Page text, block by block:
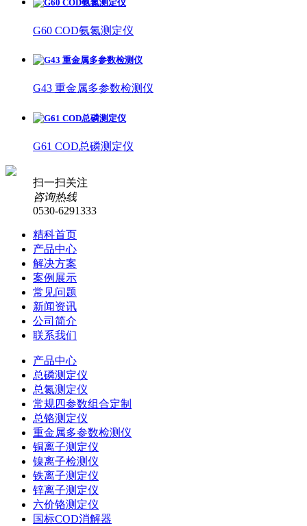
G60 COD氨氮测定仪
G43 重金属多参数检测仪
G61 COD总磷测定仪
扫一扫关注
咨询热线
0530-6291333
精科首页
产品中心
解决方案
案例展示
常见问题
新闻资讯
公司简介
联系我们
产品中心
总磷测定仪
总氮测定仪
常规四参数组合定制
总铬测定仪
重金属多参数检测仪
铜离子测定仪
镍离子检测仪
铁离子测定仪
锌离子测定仪
六价铬测定仪
国标COD消解器